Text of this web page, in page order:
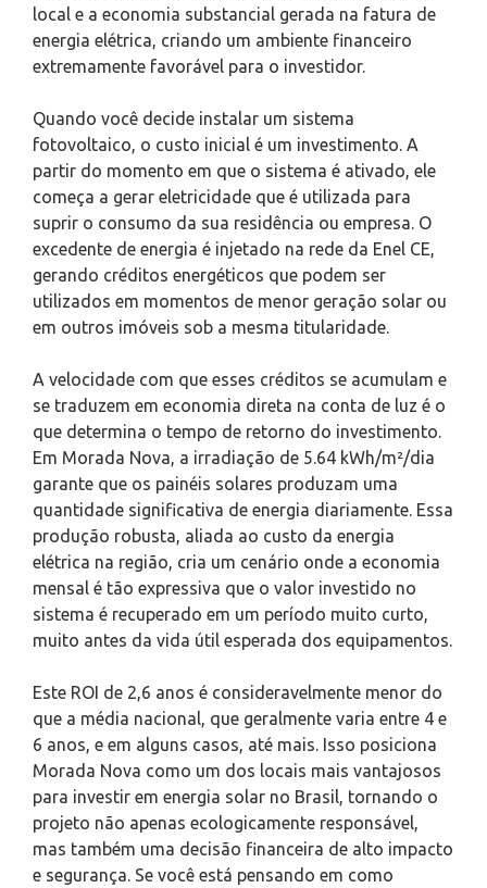
local e a economia substancial gerada na fatura de
energia elétrica, criando um ambiente financeiro
extremamente favorável para o investidor.
Quando você decide instalar um sistema
fotovoltaico, o custo inicial é um investimento. A
partir do momento em que o sistema é ativado, ele
começa a gerar eletricidade que é utilizada para
suprir o consumo da sua residência ou empresa. O
excedente de energia é injetado na rede da Enel CE,
gerando créditos energéticos que podem ser
utilizados em momentos de menor geração solar ou
em outros imóveis sob a mesma titularidade.
A velocidade com que esses créditos se acumulam e
se traduzem em economia direta na conta de luz é o
que determina o tempo de retorno do investimento.
Em Morada Nova, a irradiação de 5.64 kWh/m²/dia
garante que os painéis solares produzam uma
quantidade significativa de energia diariamente. Essa
produção robusta, aliada ao custo da energia
elétrica na região, cria um cenário onde a economia
mensal é tão expressiva que o valor investido no
sistema é recuperado em um período muito curto,
muito antes da vida útil esperada dos equipamentos.
Este ROI de 2,6 anos é consideravelmente menor do
que a média nacional, que geralmente varia entre 4 e
6 anos, e em alguns casos, até mais. Isso posiciona
Morada Nova como um dos locais mais vantajosos
para investir em energia solar no Brasil, tornando o
projeto não apenas ecologicamente responsável,
mas também uma decisão financeira de alto impacto
e segurança. Se você está pensando em como